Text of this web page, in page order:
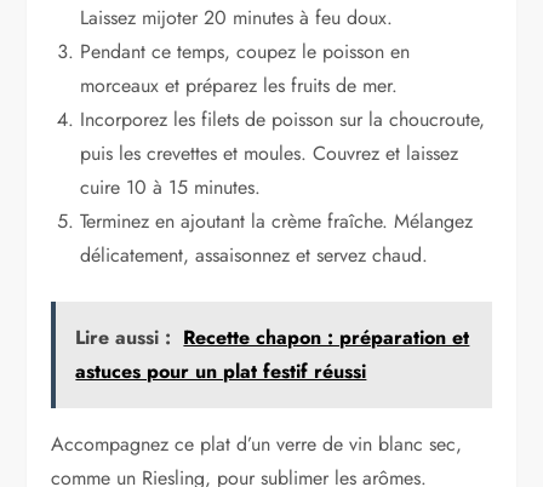
Laissez mijoter 20 minutes à feu doux.
Pendant ce temps, coupez le poisson en
morceaux et préparez les fruits de mer.
Incorporez les filets de poisson sur la choucroute,
puis les crevettes et moules. Couvrez et laissez
cuire 10 à 15 minutes.
Terminez en ajoutant la crème fraîche. Mélangez
délicatement, assaisonnez et servez chaud.
Lire aussi : Recette chapon : préparation et
astuces pour un plat festif réussi
Accompagnez ce plat d’un verre de vin blanc sec,
comme un Riesling, pour sublimer les arômes.